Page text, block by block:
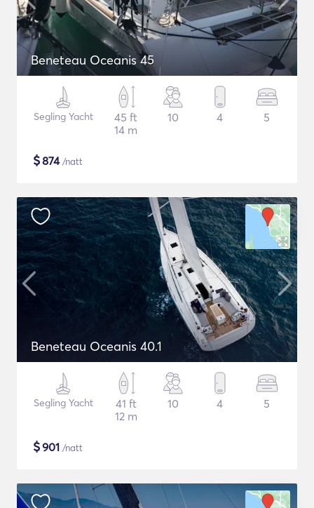
Beneteau Oceanis 45
Segling Yacht
45 ft
14 m
10 4 5
$874/natt
Beneteau Oceanis 40.1
Segling Yacht
41 ft
12 m
10 4 5
$901 /natt